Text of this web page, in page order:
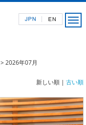
> 2026年07月
新しい順 | 古い順